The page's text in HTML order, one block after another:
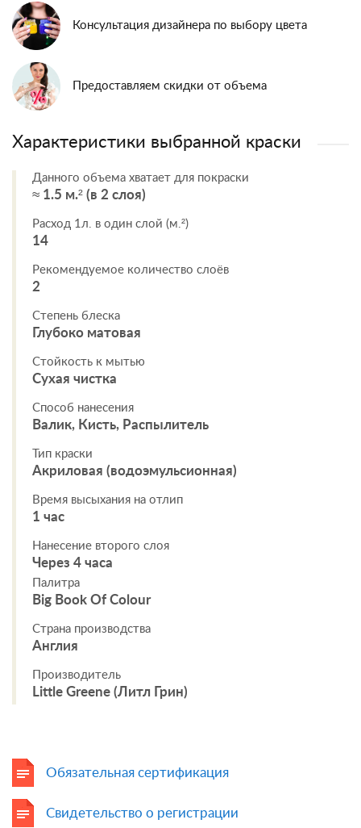
Консультация дизайнера по выбору цвета
Предоставляем скидки от объема
Характеристики выбранной краски
Данного объема хватает для покраски
≈ 1.5 м.² (в 2 слоя)
Расход 1л. в один слой (м.²)
14
Рекомендуемое количество слоёв
2
Степень блеска
Глубоко матовая
Стойкость к мытью
Сухая чистка
Способ нанесения
Валик, Кисть, Распылитель
Тип краски
Акриловая (водоэмульсионная)
Время высыхания на отлип
1 час
Нанесение второго слоя
Через 4 часа
Палитра
Big Book Of Colour
Страна производства
Англия
Производитель
Little Greene (Литл Грин)
Обязательная сертификация
Свидетельство о регистрации